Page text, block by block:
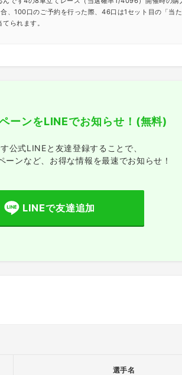
、100口のご予約を行った際、46口は1セット目の「当
られます。
ーンをLINEでお知らせ！ (無料)
公式LINEと友達登録することで、
ーンなど、 お得な情報を最速でお知らせ！
LINEで友達追加
選手名